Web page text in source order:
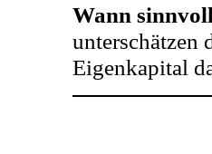
Wann
unterschätzen
Eigenkapital